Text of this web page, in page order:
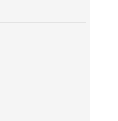
196 Apresentações,
da Catalunha
de Roraima foi